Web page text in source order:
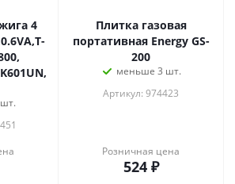
4
Плитка газовая
портативная Energy GS-
200
меньше 3 шт.
Артикул: 974423
Розничная цена
524₽